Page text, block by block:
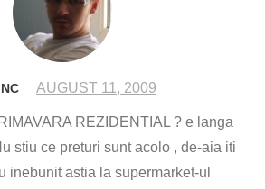
AUGUST 11, 2009
REZIDENTIAL ? e langa
stiu ce preturi sunt acolo , de-aia iti
inebunit astia la supermarket-ul